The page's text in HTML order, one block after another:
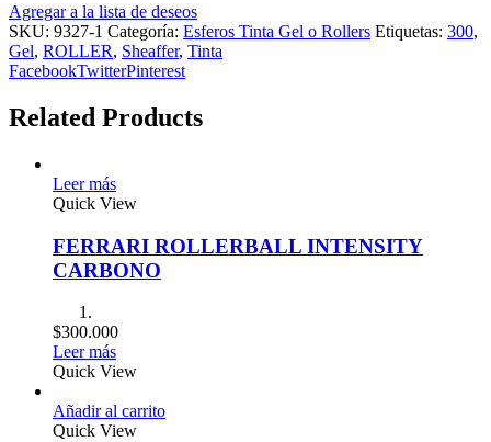
Agregar a la lista de deseos
SKU: 9327-1 Categoría: Esferos Tinta Gel o Rollers Etiquetas: 300,
Gel, ROLLER, Sheaffer, Tinta
FacebookTwitterPinterest
Related Products
Leer más
Quick View
FERRARI ROLLERBALL INTENSITY
CARBONO
$300.000
Leer más
Quick View
Añadir al carrito
Quick View